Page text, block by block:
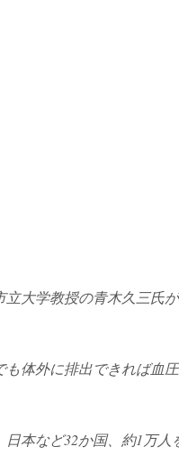
立大学教授の青木久三氏が
体外に排出できれば血
本など32か国、約1万